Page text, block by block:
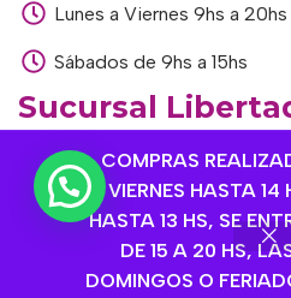
COMPRAS
VIERNES HASTA
HASTA 13 HS, SE
DE 15 A 20 HS,
DOMINGOS O
Lunes a Viernes 9hs a 20hs
Sábados de 9hs a 15hs
Sucursal
Av. del Libertador 1915,
Buenos Aires
Lunes a Viernes de 9hs a